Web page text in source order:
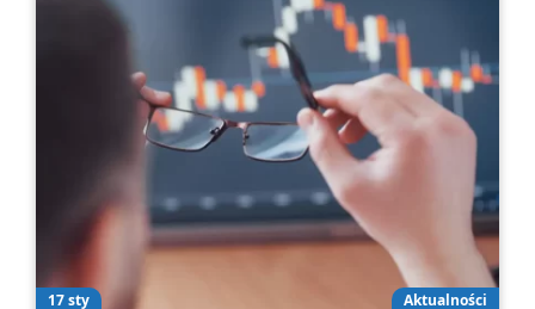
17 sty Aktualności